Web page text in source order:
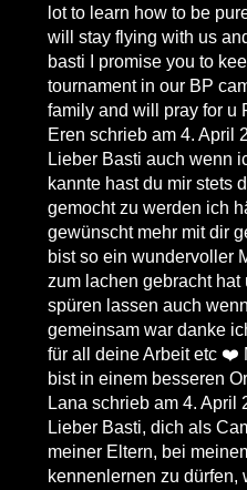
lot to learn how to be
will stay flying with us
basti I promise you to
tournament in our BP
family and will pray for u
Eren schrieb am4. April
Lieber Basti auch wenn
kannte hast du mir stets
gemocht zu werden ich
gewünscht mehr mit dir
bist so ein wundervoller
zum lachen gebracht
spüren lassen auch
gemeinsam war danke
für all deine Arbeit etc ❤️
bist in einem besseren
Lana schrieb am4. April
Lieber Basti, dich als
meiner Eltern, bei
kennenlernen zu dürfen,